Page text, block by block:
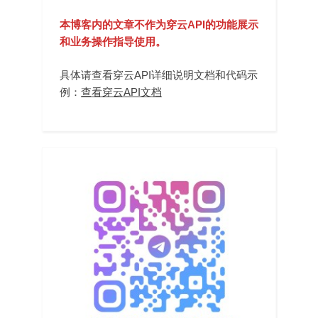
本博客内的文章不作为穿云API的功能展示
和业务操作指导使用。
具体请查看穿云API详细说明文档和代码示
例： 查看穿云API文档